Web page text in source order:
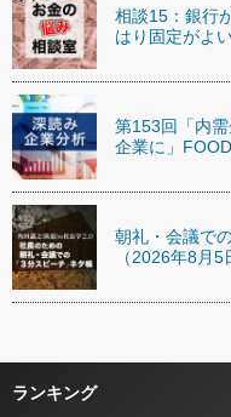
相談15：銀行
はり固定がよ
第153回「内
企業に」
朝礼・会議で
（2026年8月5
ランキング